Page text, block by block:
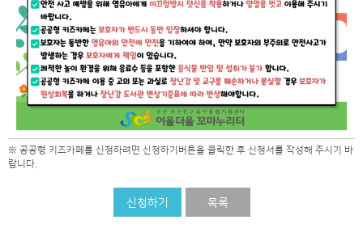
※ 공공형 키즈카페를 신청하려면 신청하기버튼을 클릭한 후 신청서를 작성해 주시기 바
랍니다.
신청하기 목록